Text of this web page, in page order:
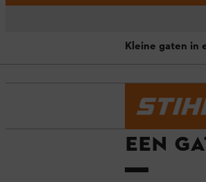
EEN
Kleine gaten in
Waarom
Kleine
Grotere